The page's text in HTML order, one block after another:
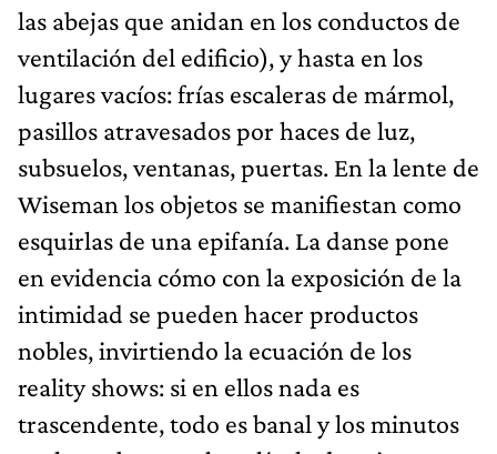
las abejas que anidan en los conductos de
ventilación del edificio), y hasta en los
lugares vacíos: frías escaleras de mármol,
pasillos atravesados por haces de luz,
subsuelos, ventanas, puertas. En la lente de
Wiseman los objetos se manifiestan como
esquirlas de una epifanía. La danse pone
en evidencia cómo con la exposición de la
intimidad se pueden hacer productos
nobles, invirtiendo la ecuación de los
reality shows: si en ellos nada es
trascendente, todo es banal y los minutos